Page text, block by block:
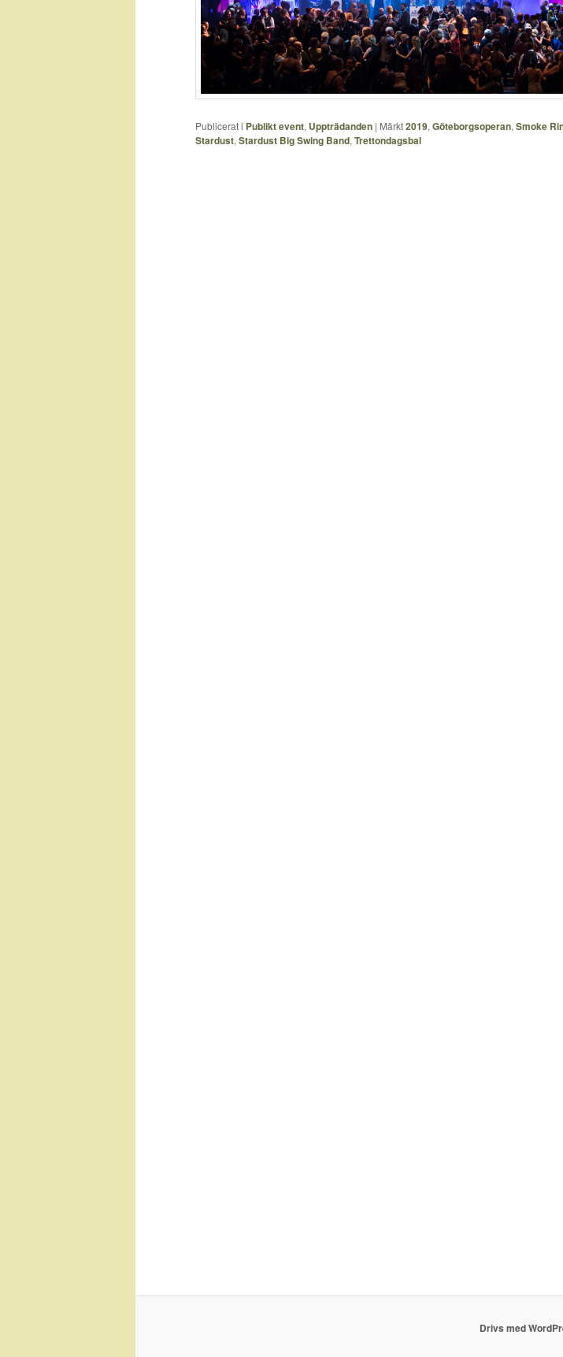
Publicerat i Publikt event, Uppträdanden | Märkt2019, Göteborgsoperan, Smoke
Stardust, Stardust Big Swing Band, Trettondagsbal
Drivs med